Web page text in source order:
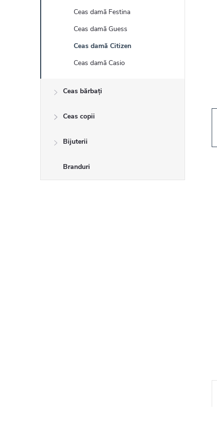
a
a
Ceas damă Festina
Ceas damă Guess
Ceas damă Citizen
Ceas damă Casio
Ceas bărbați
Ceas copii
Bijuterii
Branduri